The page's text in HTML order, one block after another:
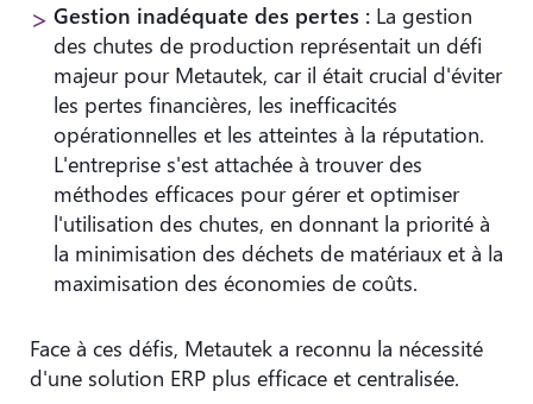
Gestion inadéquate des pertes : La gestion
des chutes de production représentait un défi
majeur pour Metautek, car il était crucial d'éviter
les pertes financières, les inefficacités
opérationnelles et les atteintes à la réputation.
L'entreprise s'est attachée à trouver des
méthodes efficaces pour gérer et optimiser
l'utilisation des chutes, en donnant la priorité à
la minimisation des déchets de matériaux et à la
maximisation des économies de coûts.
Face à ces défis, Metautek a reconnu la nécessité
d'une solution ERP plus efficace et centralisée.